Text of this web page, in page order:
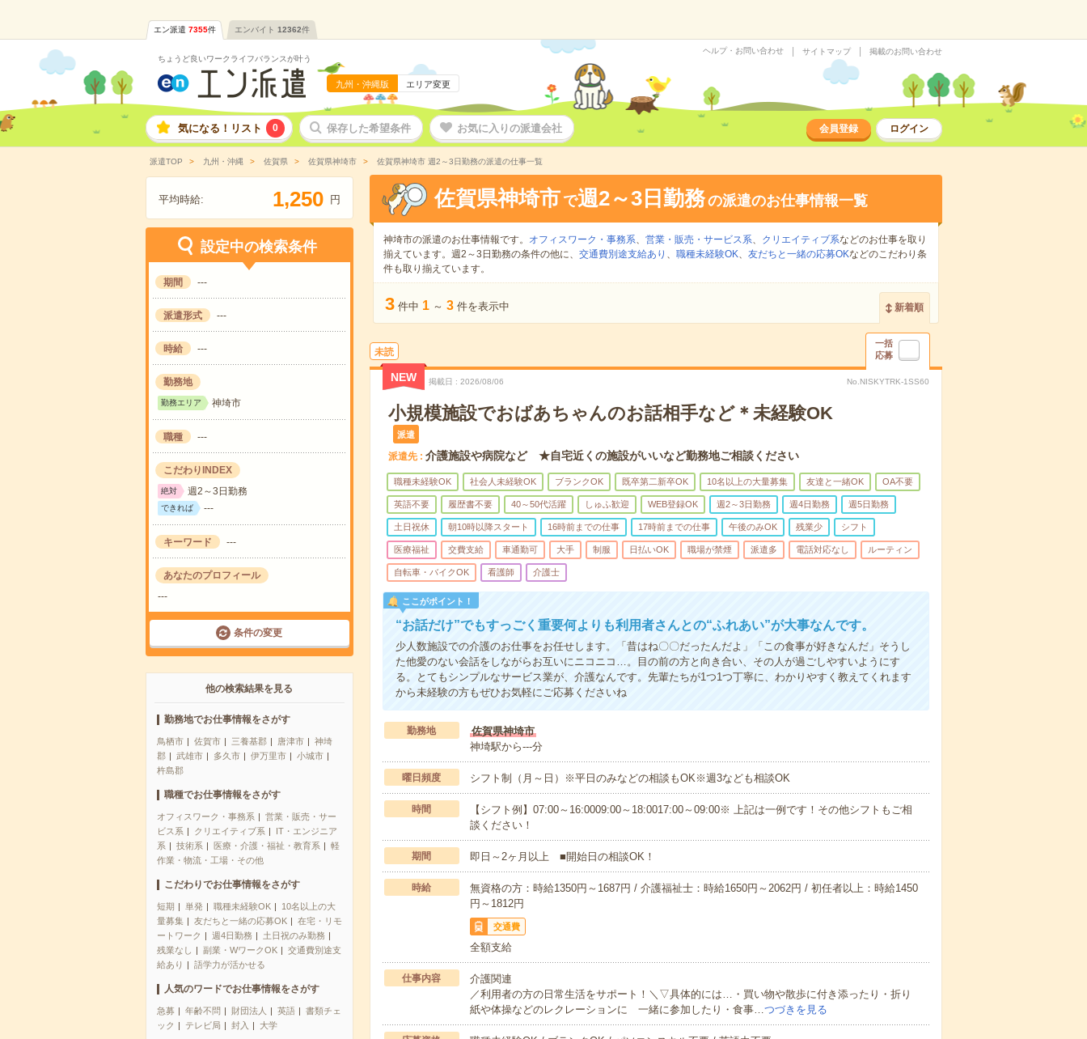
エン派遣 7355件 エンバイト 12362件
ちょうど良いワークライフバランスが叶う
九州・沖縄版 エリア変更
ヘルプ・お問い合わせ サイトマップ 掲載のお問い合わせ
気になる！リスト 0 保存した希望条件 お気に入りの派遣会社 会員登録 ログイン
派遣TOP 九州・沖縄 佐賀県 佐賀県神埼市 佐賀県神埼市 週2～3日勤務の派遣の仕事一覧
平均時給: 1,250 円
設定中の検索条件
期間 ---
派遣形式 ---
時給 ---
勤務地
勤務エリア 神埼市
職種 ---
こだわりINDEX
絶対 週2～3日勤務
できれば ---
キーワード ---
あなたのプロフィール
---
条件の変更
他の検索結果を見る
勤務地でお仕事情報をさがす
鳥栖市 佐賀市 三養基郡 唐津市
神埼
郡
武雄市 多久市 伊万里市
小城市
杵島郡
職種でお仕事情報をさがす
オフィスワーク・事務系
営業・販売・サー
ビス系
クリエイティブ系
IT・エンジニア
系
技術系 医療・介護・福祉・教育系
軽
作業・物流・工場・その他
こだわりでお仕事情報をさがす
短期 単発 職種未経験OK
10名以上の大
量募集
友だちと一緒の応募OK
在宅・リモ
ートワーク
週4日勤務
土日祝のみ勤務
残業なし
副業・WワークOK
交通費別途支
給あり
語学力が活かせる
人気のワードでお仕事情報をさがす
急募 年齢不問 財団法人 英語
書類チェ
ック
テレビ局 封入 大学
佐賀県神埼市 で週2～3日勤務の派遣のお仕事情報一覧
神埼市の派遣のお仕事情報です。 オフィスワーク・事務系、 営業・販売・サービス系、 クリエイティブ系などのお仕事を取り
揃えています。週2～3日勤務の条件の他に、 交通費別途支給あり 、 職種未経験OK、 友だちと一緒の応募OKなどのこだわり条
件も取り揃えています。
3 件中 1 ～ 3 件を表示中 新着順
未読
一括
応募
NEW 掲載日 2026/08/06 No.NISKYTRK-1SS60
小規模施設でおばあちゃんのお話相手など＊未経験OK
派遣
派遣先 介護施設や病院など ★自宅近くの施設がいいなど勤務地ご相談ください
職種未経験OK 社会人未経験OK ブランクOK 既卒第二新卒OK 10名以上の大量募集 友達と一緒OK OA不要
英語不要 履歴書不要 40～50代活躍 しゅふ歓迎 WEB登録OK 週2～3日勤務 週4日勤務 週5日勤務
土日祝休 朝10時以降スタート 16時前までの仕事 17時前までの仕事 午後のみOK 残業少 シフト
医療福祉 交費支給 車通勤可 大手 制服 日払いOK 職場が禁煙 派遣多 電話対応なし ルーティン
自転車・バイクOK 看護師 介護士
ここがポイント！
“お話だけ”でもすっごく重要何よりも利用者さんとの“ふれあい”が大事なんです。
少人数施設での介護のお仕事をお任せします。「昔はね〇〇だったんだよ」「この食事が好きなんだ」そうし
た他愛のない会話をしながらお互いにニコニコ…。目の前の方と向き合い、その人が過ごしやすいようにす
る。とてもシンプルなサービス業が、介護なんです。先輩たちが1つ1つ丁寧に、わかりやすく教えてくれます
から未経験の方もぜひお気軽にご応募くださいね
勤務地
佐賀県神埼市
神埼駅から---分
曜日頻度 シフト制（月～日）※平日のみなどの相談もOK※週3なども相談OK
時間
【シフト例】07:00～16:0009:00～18:0017:00～09:00※ 上記は一例です！その他シフトもご相
談ください！
期間 即日～2ヶ月以上 ■開始日の相談OK！
時給
無資格の方：時給1350円～1687円 / 介護福祉士：時給1650円～2062円 / 初任者以上：時給1450
円～1812円
交通費
全額支給
仕事内容
介護関連
／利用者の方の日常生活をサポート！＼▽具体的には…・買い物や散歩に付き添ったり・折り
紙や体操などのレクレーションに 一緒に参加したり・食事…つづきを見る